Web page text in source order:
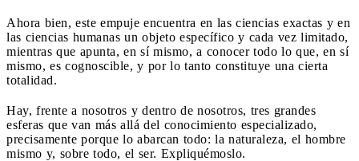
Ahora bien, este empuje encuentra en las ciencias exactas y en
las ciencias humanas un objeto específico y cada vez limitado,
mientras que apunta, en sí mismo, a conocer todo lo que, en sí
mismo, es cognoscible, y por lo tanto constituye una cierta
totalidad.
Hay, frente a nosotros y dentro de nosotros, tres grandes
esferas que van más allá del conocimiento especializado,
precisamente porque lo abarcan todo: la naturaleza, el hombre
mismo y, sobre todo, el ser. Expliquémoslo.